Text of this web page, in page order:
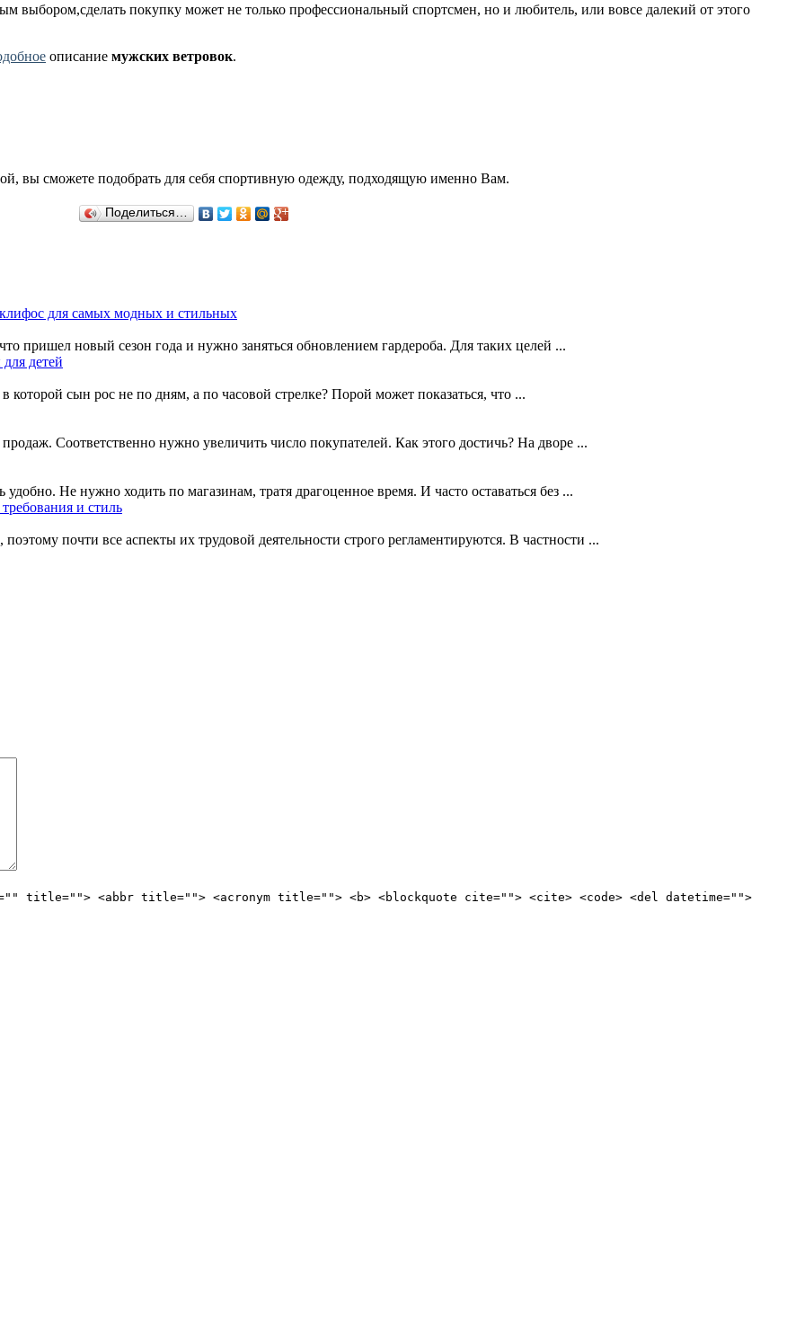
выбором,сделать покупку может не только профессиональный спортсмен, но и любитель, или вовсе далекий от этого
описание мужских ветровок.
вы сможете подобрать для себя спортивную одежду, подходящую именно Вам.
Поделиться…
для самых модных и стильных
пришел новый сезон года и нужно заняться обновлением гардероба. Для таких целей ...
детей
сын рос не по дням, а по часовой стрелке? Порой может показаться, что ...
Соответственно нужно увеличить число покупателей. Как этого достичь? На дворе ...
Не нужно ходить по магазинам, тратя драгоценное время. И часто оставаться без ...
и стиль
почти все аспекты их трудовой деятельности строго регламентируются. В частности ...
title=""> <abbr title=""> <acronym title=""> <b> <blockquote cite=""> <cite> <code> <del datetime="">